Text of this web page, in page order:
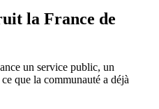
la France de
un service public, un
que la communauté a déjà